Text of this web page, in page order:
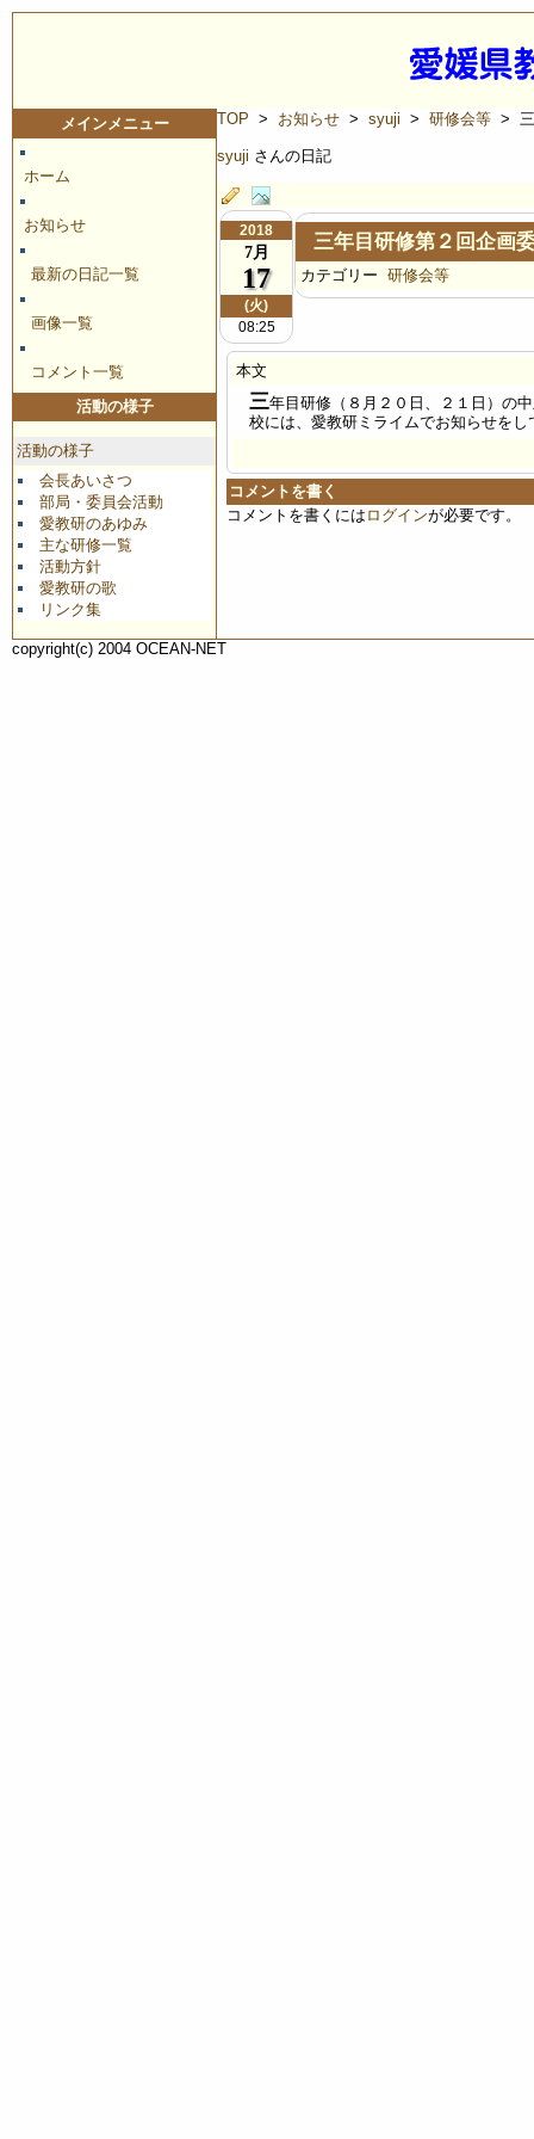
メインメニュー
ホーム
お知らせ
最新の日記一覧
画像一覧
コメント一覧
活動の様子
活動の様子
会長あいさつ
部局・委員会活動
愛教研のあゆみ
主な研修一覧
活動方針
愛教研の歌
リンク集
TOP > お知らせ > syuji > 研修会等 > 三
syuji さんの日記
2018
7月
17
(火)
08:25
三年目研修第２回企画
カテゴリー 研修会等
本文
三年目研修（８月２０日、２１日）の
校には、愛教研ミライムでお知らせをし
コメントを書く
コメントを書くには ログインが必要です。
copyright(c) 2004 OCEAN-NET